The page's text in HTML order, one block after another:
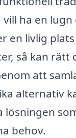
ha en lugn
en livlig
så kan rätt
att
alternativ
lösningen
behov.